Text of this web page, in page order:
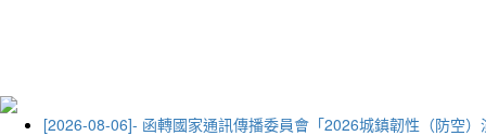
[2026-08-06]- 函轉國家通訊傳播委員會「2026城鎮韌性（防空